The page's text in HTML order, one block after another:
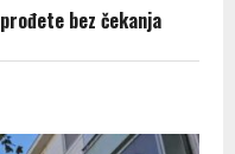
bez čekanja